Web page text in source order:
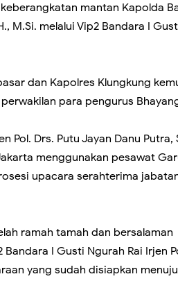
mantan Kapolda
M.Si. melalui Vip2 Bandara I
dan Kapolres Klungkung
para pengurus
Pol. Drs. Putu Jayan Danu Putra,
menggunakan pesawat
upacara serahterima
ramah tamah dan bersalaman
I Gusti Ngurah Rai Irjen
yang sudah disiapkan menuju